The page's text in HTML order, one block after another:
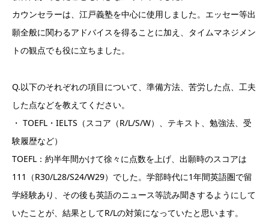
カウンセラーは、江戸義塾を中心に使用しました。エッセー等出
願全般に関わるアドバイスを得ることに加え、タイムマネジメン
トの観点でも役に立ちました。
Q.以下のそれぞれの項目について、準備方法、苦労した点、工夫
した点などを教えてください。
・ TOEFL・IELTS（スコア（R/L/S/W）、テキスト、勉強法、受
験履歴など）
TOEFL：約半年間かけて徐々に点数を上げ、出願時のスコアは
111（R30/L28/S24/W29）でした。学部時代に1年間英語圏で留
学経験あり、その後も英語のニュース等読み聞きするようにして
いたことが、結果としてR/Lの対策になっていたと思います。